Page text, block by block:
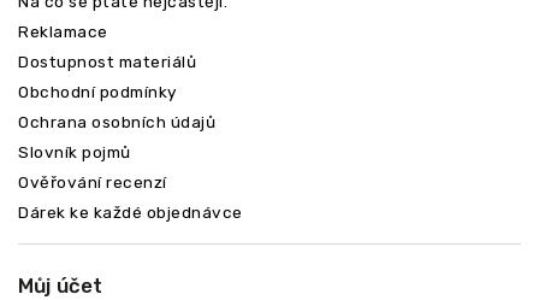
Reklamace
Dostupnost materiálů
Obchodní podmínky
Ochrana osobních údajů
Slovník pojmů
Ověřování recenzí
Dárek ke každé objednávce
Můj účet